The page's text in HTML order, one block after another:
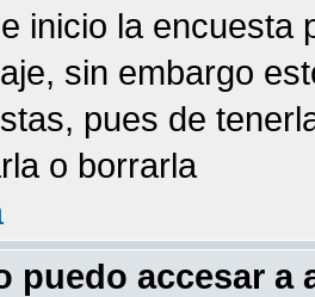
inicio la encuesta
sin embargo
pues de
o borrarla
puedo accesar a